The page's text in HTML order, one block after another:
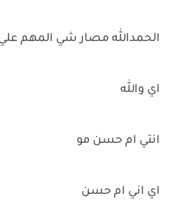
الحمدالله مصار شي المهم
اي والله
انتي ام حسن مو
اي اني ام حسن